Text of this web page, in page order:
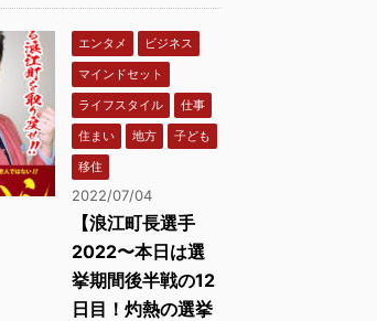
エンタメ
ビジネス
マインドセット
ライフスタイル
仕事
住まい
地方
子ども
移住
2022/07/04
【浪江町長選手
2022〜本日は選
挙期間後半戦の12
日目！灼熱の選挙